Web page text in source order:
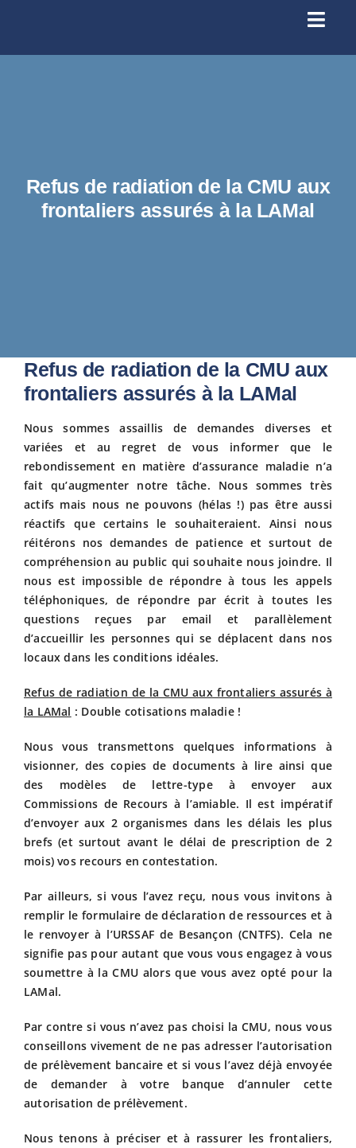
Contact
Refus de radiation de la CMU aux
frontaliers assurés à la LAMal
Refus de radiation de la CMU aux
frontaliers assurés à la LAMal
Nous sommes assaillis de demandes diverses et
variées et au regret de vous informer que le
rebondissement en matière d’assurance maladie n’a
fait qu’augmenter notre tâche. Nous sommes très
actifs mais nous ne pouvons (hélas !) pas être aussi
réactifs que certains le souhaiteraient. Ainsi nous
réitérons nos demandes de patience et surtout de
compréhension au public qui souhaite nous joindre. Il
nous est impossible de répondre à tous les appels
téléphoniques, de répondre par écrit à toutes les
questions reçues par email et parallèlement
d’accueillir les personnes qui se déplacent dans nos
locaux dans les conditions idéales.
Refus de radiation de la CMU aux frontaliers assurés à
la LAMal : Double cotisations maladie !
Nous vous transmettons quelques informations à
visionner, des copies de documents à lire ainsi que
des modèles de lettre-type à envoyer aux
Commissions de Recours à l’amiable. Il est impératif
d’envoyer aux 2 organismes dans les délais les plus
brefs (et surtout avant le délai de prescription de 2
mois) vos recours en contestation.
Par ailleurs, si vous l’avez reçu, nous vous invitons à
remplir le formulaire de déclaration de ressources et à
le renvoyer à l’URSSAF de Besançon (CNTFS). Cela ne
signifie pas pour autant que vous vous engagez à vous
soumettre à la CMU alors que vous avez opté pour la
LAMal.
Par contre si vous n’avez pas choisi la CMU, nous vous
conseillons vivement de ne pas adresser l’autorisation
de prélèvement bancaire et si vous l’avez déjà envoyée
de demander à votre banque d’annuler cette
autorisation de prélèvement.
Nous tenons à préciser et à rassurer les frontaliers,